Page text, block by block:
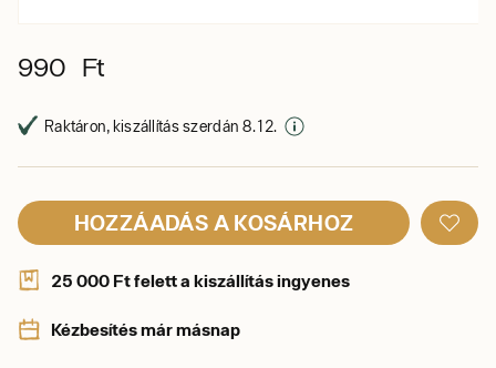
990 Ft
Raktáron, kiszállítás szerdán 8. 12.
HOZZÁADÁS A KOSÁRHOZ
25 000 Ft felett a kiszállítás ingyenes
Kézbesítés már másnap